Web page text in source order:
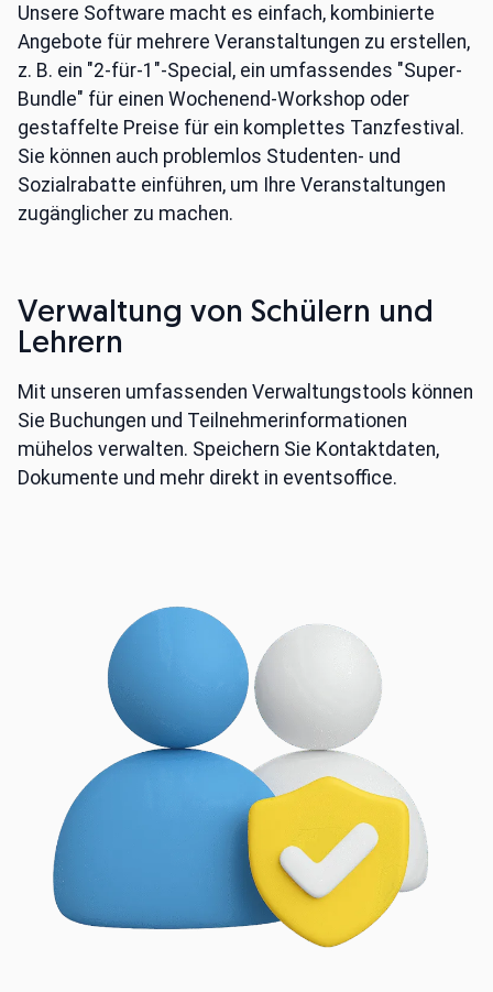
Unsere Software macht es einfach, kombinierte
Angebote für mehrere Veranstaltungen zu erstellen,
z. B. ein "2-für-1"-Special, ein umfassendes "Super-
Bundle" für einen Wochenend-Workshop oder
gestaffelte Preise für ein komplettes Tanzfestival.
Sie können auch problemlos Studenten- und
Sozialrabatte einführen, um Ihre Veranstaltungen
zugänglicher zu machen.
Verwaltung von Schülern und
Lehrern
Mit unseren umfassenden Verwaltungstools können
Sie Buchungen und Teilnehmerinformationen
mühelos verwalten. Speichern Sie Kontaktdaten,
Dokumente und mehr direkt in eventsoffice.